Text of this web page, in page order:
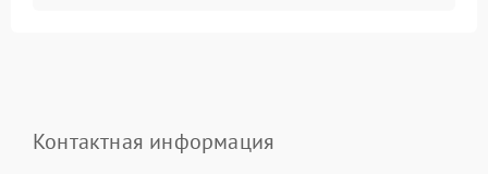
Контактная информация